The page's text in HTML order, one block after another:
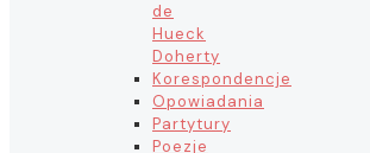
de
Hueck
Doherty
Korespondencje
Opowiadania
Partytury
Poezje